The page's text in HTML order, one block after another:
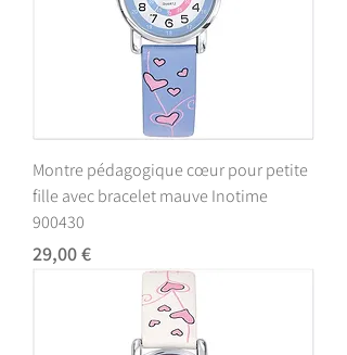
Montre pédagogique cœur pour petite
fille avec bracelet mauve Inotime
900430
Prix
29,00 €